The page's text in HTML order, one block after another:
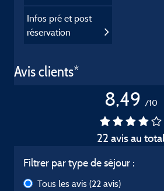
Infos pré et post
réservation
Avis clients*
8,49 /10
22 avis au total
Filtrer par type de séjour :
Tous les avis (22 avis)